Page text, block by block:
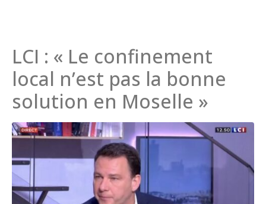
LCI : « Le confinement
local n’est pas la bonne
solution en Moselle »